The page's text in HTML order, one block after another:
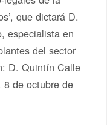
que dictará D.
especialista en
del sector
D. Quintín Calle
8 de octubre de